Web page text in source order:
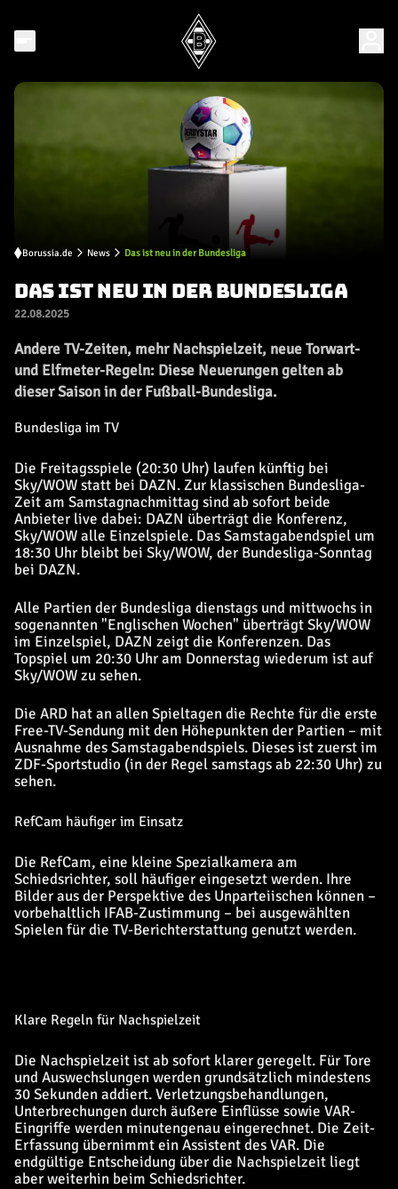
Borussia.de News Das ist neu in der Bundesliga
DAS IST NEU IN DER BUNDESLIGA
22.08.2025
Andere TV-Zeiten, mehr Nachspielzeit, neue Torwart-
und Elfmeter-Regeln: Diese Neuerungen gelten ab
dieser Saison in der Fußball-Bundesliga.
Bundesliga im TV
Die Freitagsspiele (20:30 Uhr) laufen künftig bei
Sky/WOW statt bei DAZN. Zur klassischen Bundesliga-
Zeit am Samstagnachmittag sind ab sofort beide
Anbieter live dabei: DAZN überträgt die Konferenz,
Sky/WOW alle Einzelspiele. Das Samstagabendspiel um
18:30 Uhr bleibt bei Sky/WOW, der Bundesliga-Sonntag
bei DAZN.
Alle Partien der Bundesliga dienstags und mittwochs in
sogenannten "Englischen Wochen" überträgt Sky/WOW
im Einzelspiel, DAZN zeigt die Konferenzen. Das
Topspiel um 20:30 Uhr am Donnerstag wiederum ist auf
Sky/WOW zu sehen.
Die ARD hat an allen Spieltagen die Rechte für die erste
Free-TV-Sendung mit den Höhepunkten der Partien – mit
Ausnahme des Samstagabendspiels. Dieses ist zuerst im
ZDF-Sportstudio (in der Regel samstags ab 22:30 Uhr) zu
sehen.
RefCam häufiger im Einsatz
Die RefCam, eine kleine Spezialkamera am
Schiedsrichter, soll häufiger eingesetzt werden. Ihre
Bilder aus der Perspektive des Unparteiischen können –
vorbehaltlich IFAB-Zustimmung – bei ausgewählten
Spielen für die TV-Berichterstattung genutzt werden.
Klare Regeln für Nachspielzeit
Die Nachspielzeit ist ab sofort klarer geregelt. Für Tore
und Auswechslungen werden grundsätzlich mindestens
30 Sekunden addiert. Verletzungsbehandlungen,
Unterbrechungen durch äußere Einflüsse sowie VAR-
Eingriffe werden minutengenau eingerechnet. Die Zeit-
Erfassung übernimmt ein Assistent des VAR. Die
endgültige Entscheidung über die Nachspielzeit liegt
aber weiterhin beim Schiedsrichter.